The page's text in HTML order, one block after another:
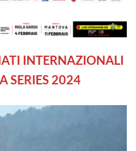
INTERNAZIONALI
SERIES 2024